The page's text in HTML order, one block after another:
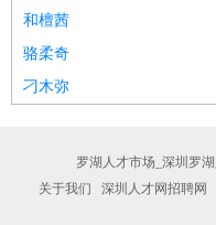
和檀茜
骆柔奇
刁木弥
罗湖人才市场_深圳罗
关于我们
深圳人才网招聘网